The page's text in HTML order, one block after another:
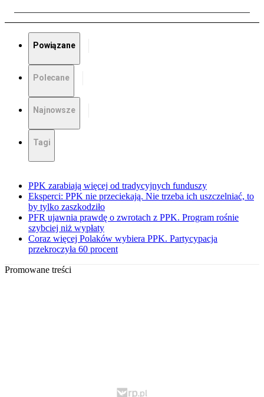
Powiązane
Polecane
Najnowsze
Tagi
PPK zarabiają więcej od tradycyjnych funduszy
Eksperci: PPK nie przeciekają. Nie trzeba ich uszczelniać, to
by tylko zaszkodziło
PFR ujawnia prawdę o zwrotach z PPK. Program rośnie
szybciej niż wypłaty
Coraz więcej Polaków wybiera PPK. Partycypacja
przekroczyła 60 procent
Promowane treści